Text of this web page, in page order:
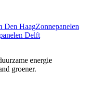
Den HaagZonnepanelen
Delft
energie
groener.